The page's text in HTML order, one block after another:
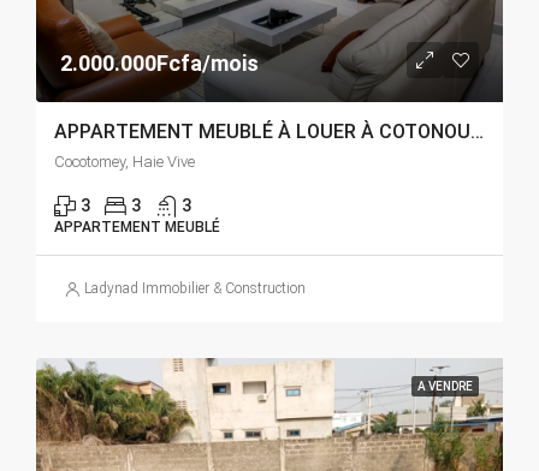
2.000.000Fcfa/mois
APPARTEMENT MEUBLÉ À LOUER À COTONOU HAIE VIVE
Cocotomey, Haie Vive
3 3 3
APPARTEMENT MEUBLÉ
Ladynad Immobilier & Construction
A VENDRE